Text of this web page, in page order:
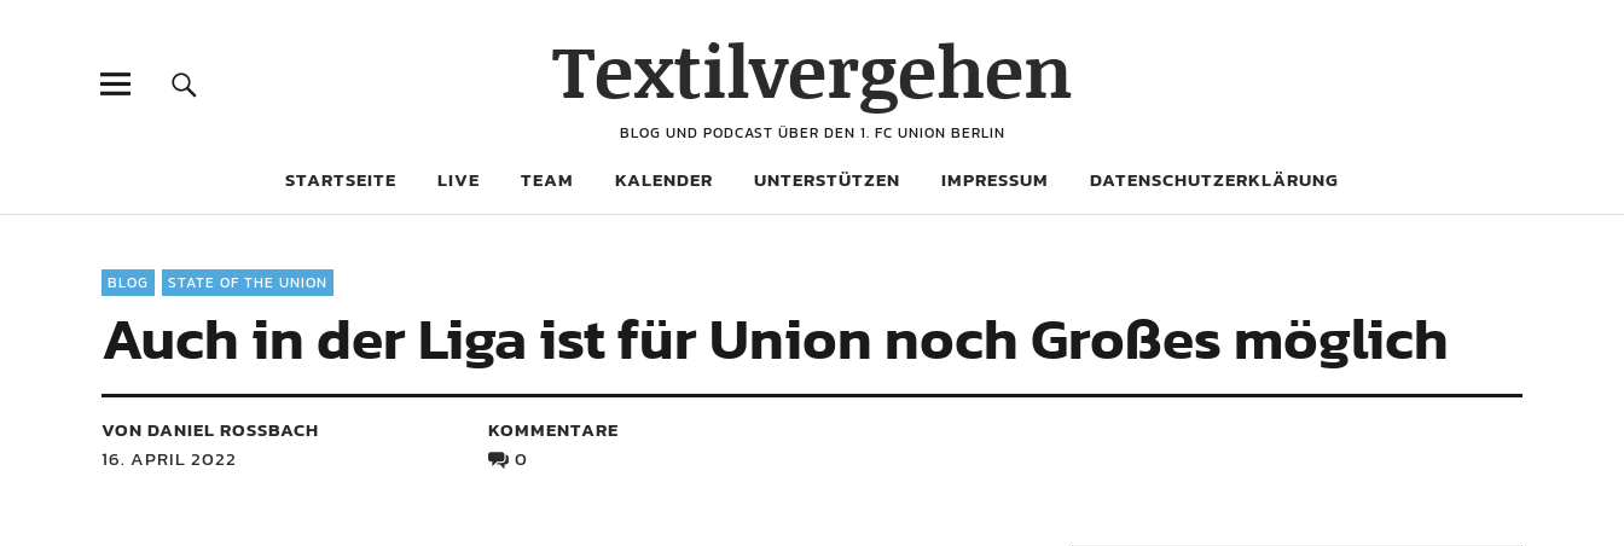
Textilvergehen
BLOG UND PODCAST ÜBER DEN 1. FC UNION BERLIN
STARTSEITE LIVE TEAM KALENDER UNTERSTÜTZEN IMPRESSUM DATENSCHUTZERKLÄRUNG
BLOG STATE OF THE UNION
Auch in der Liga ist für Union noch Großes möglich
VON DANIEL ROSSBACH
16. APRIL 2022
KOMMENTARE
0